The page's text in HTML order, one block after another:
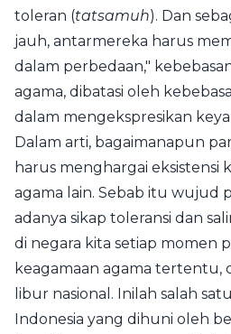
toleran (tatsamuh). Dan
jauh, antarmereka harus
dalam perbedaan,"
agama, dibatasi oleh
dalam mengekspresikan
Dalam arti, bagaimanapun
harus menghargai eksistensi
agama lain. Sebab itu wujud
adanya sikap toleransi dan
di negara kita setiap momen
keagamaan agama tertentu,
libur nasional. Inilah salah
Indonesia yang dihuni oleh